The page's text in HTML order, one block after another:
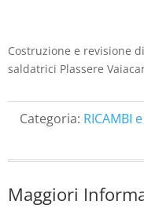
Costruzione e revisione
saldatrici Plassere
Categoria: RICAMBI
Maggiori